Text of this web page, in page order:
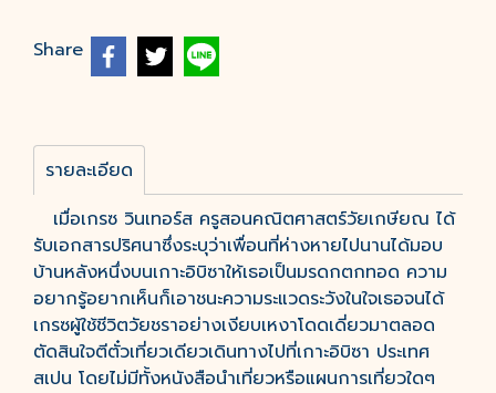
Share
รายละเอียด
เมื่อเกรซ วินเทอร์ส ครูสอนคณิตศาสตร์วัยเกษียณ ได้
รับเอกสารปริศนาซึ่งระบุว่าเพื่อนที่ห่างหายไปนานได้มอบ
บ้านหลังหนึ่งบนเกาะอิบิซาให้เธอเป็นมรดกตกทอด ความ
อยากรู้อยากเห็นก็เอาชนะความระแวดระวังในใจเธอจนได้
เกรซผู้ใช้ชีวิตวัยชราอย่างเงียบเหงาโดดเดี่ยวมาตลอด
ตัดสินใจตีตั๋วเที่ยวเดียวเดินทางไปที่เกาะอิบิซา ประเทศ
สเปน โดยไม่มีทั้งหนังสือนำเที่ยวหรือแผนการเที่ยวใดๆ